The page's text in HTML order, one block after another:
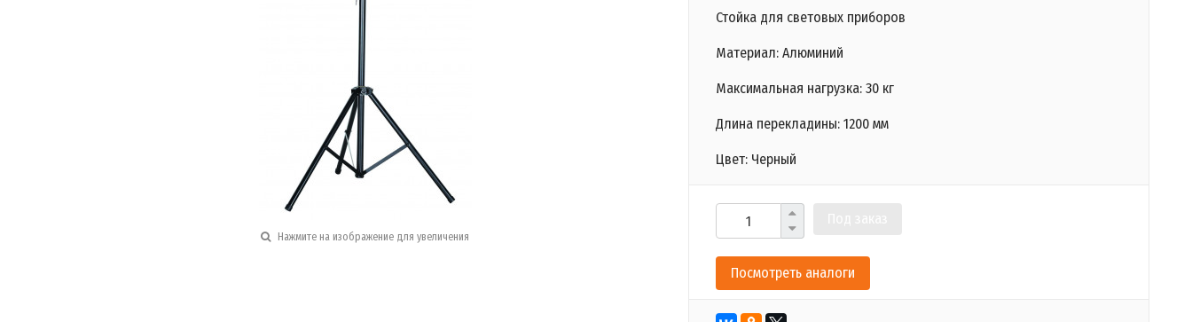
Нажмите на изображение для увеличения
Стойка для световых приборов
Материал: Алюминий
Максимальная нагрузка: 30 кг
Длина перекладины: 1200 мм
Цвет: Черный
Посмотреть аналоги